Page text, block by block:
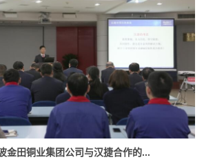
金田铜业集团公司与汉捷合作的...